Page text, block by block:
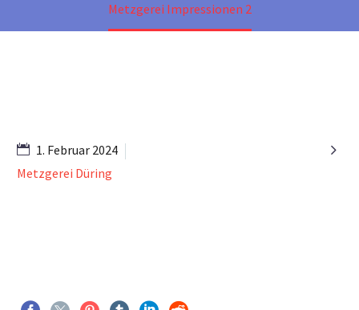
Metzgerei Impressionen 2

1. Februar 2024
Metzgerei Düring